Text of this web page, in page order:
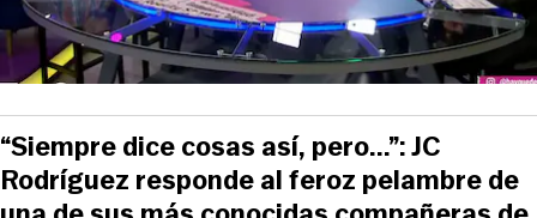
“Siempre dice cosas así, pero...”: JC
Rodríguez responde al feroz pelambre de